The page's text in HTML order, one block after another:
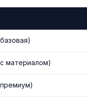
материалом)